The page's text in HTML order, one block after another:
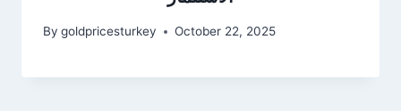
By goldpricesturkey October 22, 2025